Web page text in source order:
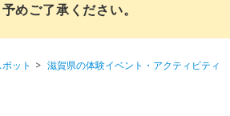
めご了承ください。
ット
滋賀県の体験イベント・アクティビティ